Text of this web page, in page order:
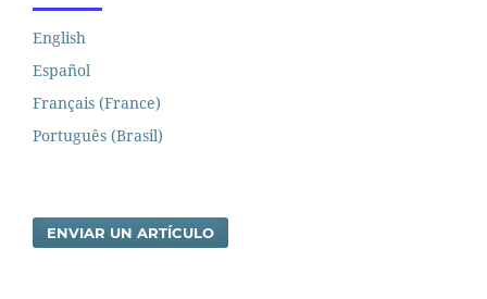
English
Español
Français (France)
Português (Brasil)
ENVIAR UN ARTÍCULO